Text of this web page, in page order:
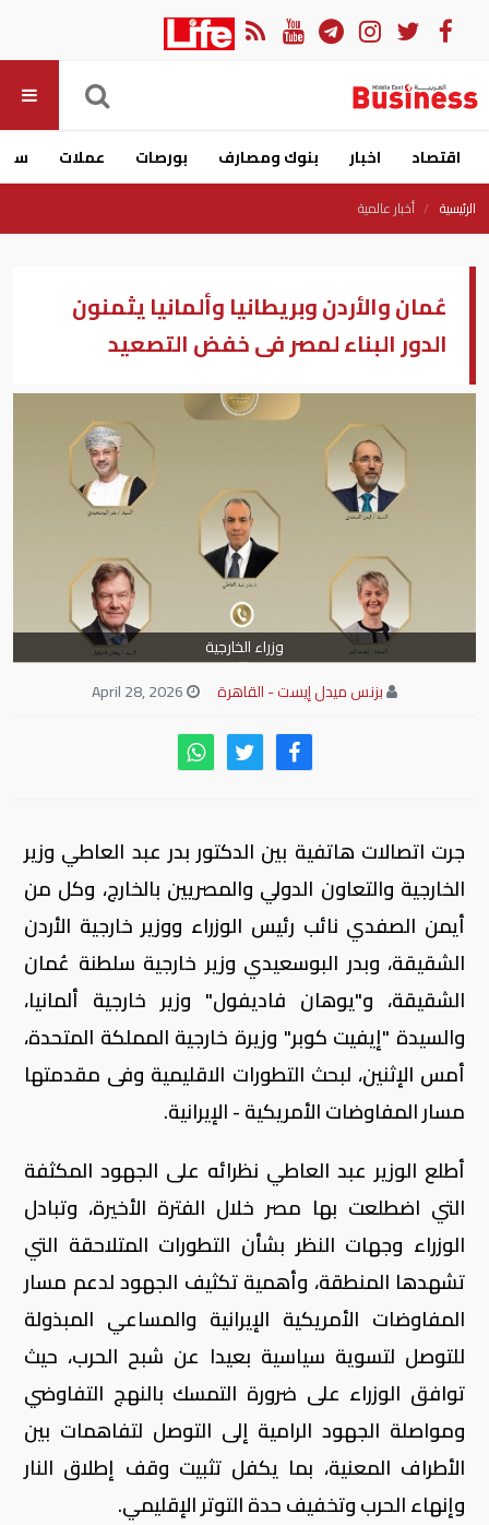
اقتصاد اخبار بنوك ومصارف بورصات عملات
الرئيسية أخبار عالمية
عُمان والأردن وبريطانيا وألمانيا يثمنون
الدور البناء لمصر فى خفض التصعيد
وزراء الخارجية
بزنس ميدل إيست - القاهرة
جرت اتصالات هاتفية بين الدكتور بدر عبد العاطي وزير
الخارجية والتعاون الدولي والمصريين بالخارج، وكل من
أيمن الصفدي نائب رئيس الوزراء ووزير خارجية الأردن
الشقيقة، وبدر البوسعيدي وزير خارجية سلطنة عُمان
الشقيقة، و"يوهان فاديفول" وزير خارجية ألمانيا،
والسيدة "إيفيت كوبر" وزيرة خارجية المملكة المتحدة،
أمس الإثنين، لبحث التطورات الاقليمية وفى مقدمتها
مسار المفاوضات الأمريكية - الإيرانية.
أطلع الوزير عبد العاطي نظرائه على الجهود المكثفة
التي اضطلعت بها مصر خلال الفترة الأخيرة، وتبادل
الوزراء وجهات النظر بشأن التطورات المتلاحقة التي
تشهدها المنطقة، وأهمية تكثيف الجهود لدعم مسار
المفاوضات الأمريكية الإيرانية والمساعي المبذولة
للتوصل لتسوية سياسية بعيدا عن شبح الحرب، حيث
توافق الوزراء على ضرورة التمسك بالنهج التفاوضي
ومواصلة الجهود الرامية إلى التوصل لتفاهمات بين
الأطراف المعنية، بما يكفل تثبيت وقف إطلاق النار
وإنهاء الحرب وتخفيف حدة التوتر الإقليمي.